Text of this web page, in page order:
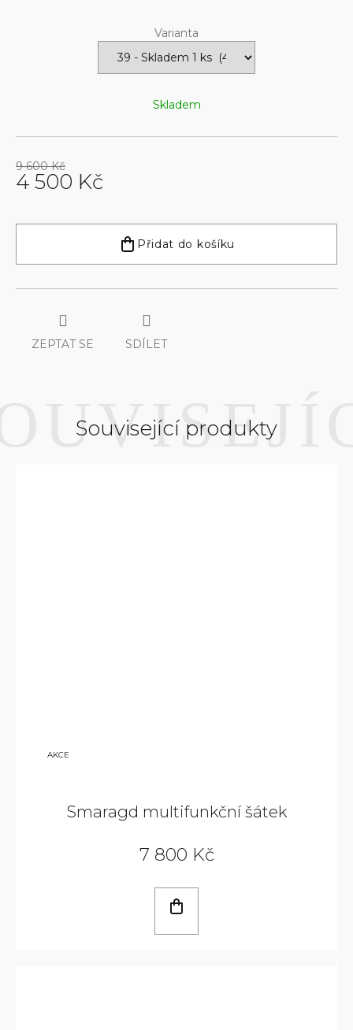
9 600 Kč
4 500 Kč
cena:
Skladem
Varianta
Přidat do košíku
ZEPTAT SE SDÍLET
Související produkty
AKCE
Smaragd multifunkční šátek
7 800 Kč